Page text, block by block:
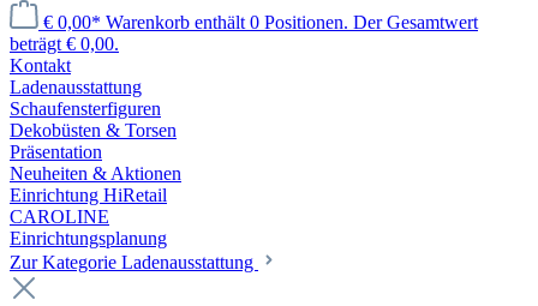
€ 0,00* Warenkorb enthält 0 Positionen. Der Gesamtwert
beträgt € 0,00.
Kontakt
Laden­ausstattung
Schaufenster­figuren
Dekobüsten & Torsen
Präsentation
Neuheiten & Aktionen
Einrichtung HiRetail
CAROLINE
Einrichtungsplanung
Zur Kategorie Laden­ausstattung